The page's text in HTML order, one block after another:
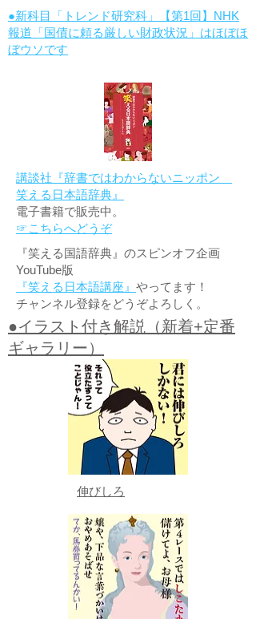
●新科目「トレンド研究科」【第1回】NHK
報道「国債に頼る厳しい財政状況」はほぼほ
ぼウソです
講談社『辞書ではわからないニッポン
笑える日本語辞典』
電子書籍で販売中。
☞こちらへどうぞ
『笑える国語辞典』のスピンオフ企画
YouTube版
『笑える日本語講座』 やってます！
チャンネル登録をどうぞよろしく。
●イラスト付き解説（新着+定番
ギャラリー）
伸びしろ